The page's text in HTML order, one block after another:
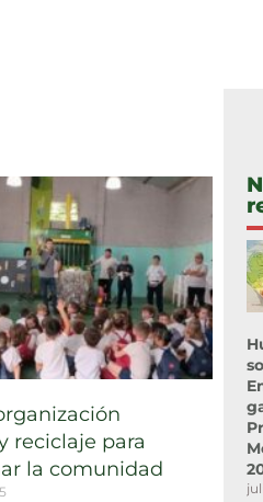
reciclaje para
la comunidad